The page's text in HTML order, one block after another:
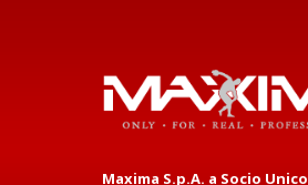
Maxima S.p.A. a Socio Unico